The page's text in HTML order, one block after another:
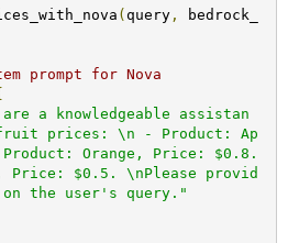
( query,
bedrock_
prompt for Nova
are a knowledgeable assistan
prices: \n - Product: Ap
Orange, Price: $0.8.
Price: $0.5. \nPlease provid
the user's query."